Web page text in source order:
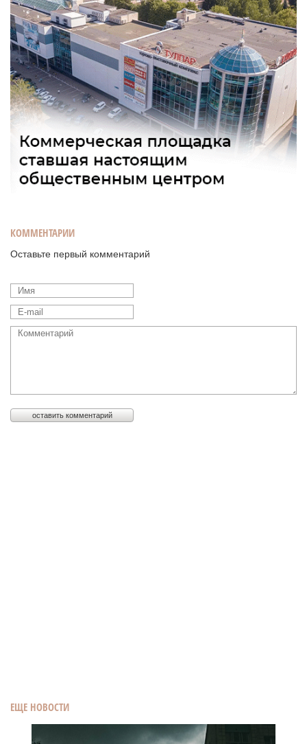
ЕЩЕ НОВОСТИ
КОММЕНТАРИИ
Оставьте первый комментарий